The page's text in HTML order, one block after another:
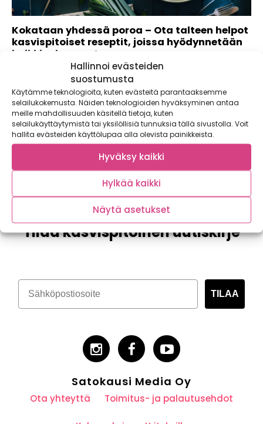
Hallinnoi evästeiden
suostumusta
Käytämme teknologioita, kuten evästeitä parantaaksemme
selailukokemusta. Näiden teknologioiden hyväksyminen antaa
meille mahdollisuuden käsitellä tietoja, kuten
selailukäyttäytymistä tai yksilöllisiä tunnuksia tällä sivustolla. Voit
hallita evästeiden käyttölupaa alla olevista painikkeista.
Hyväksy kaikki
Hylkää kaikki
Näytä asetukset
Kokataan yhdessä poroa – Ota talteen helpot
kasvispitoiset reseptit, joissa hyödynnetään
kaikki ruhonosat
Poronlihaa on pidetty kalliina ja vaikeasti valmistettavana
raaka-aineena, mutta nyt kumoamme tämän myytin!
Kokkaamme...
Tilaa kasvispitoinen uutiskirje
TILAA
Satokausi Media Oy
Ota yhteyttä Toimitus- ja palautusehdot